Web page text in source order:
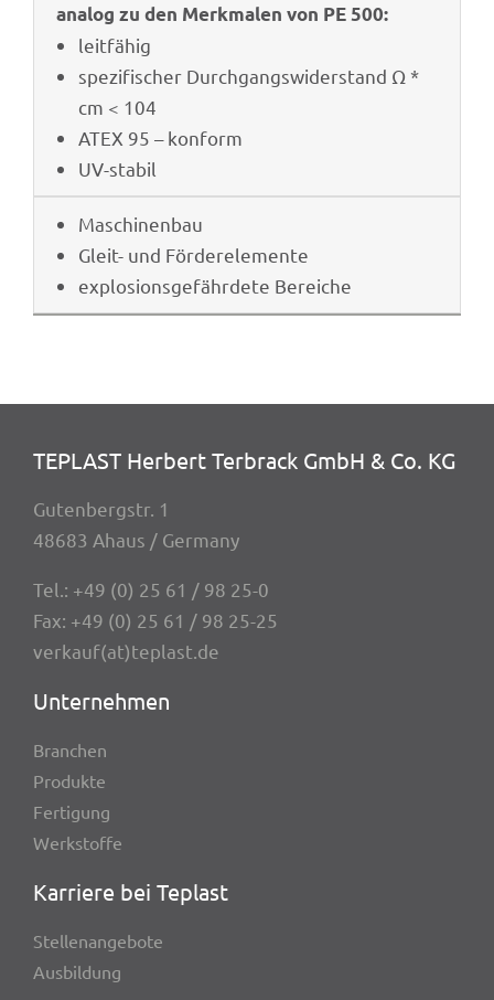
analog zu den Merk­ma­len von PE 500:
leit­fä­hig
spezi­fi­scher Durch­gangs­wi­der­stand Ω *
cm < 104
ATEX 95 – konform
UV-stabil
Maschi­nen­bau
Gleit- und Förderelemente
explo­si­ons­ge­fähr­dete Bereiche
TEPLAST Herbert Terbrack GmbH & Co. KG
Guten­berg­str. 1
48683 Ahaus / Germany
Tel.: +49 (0) 25 61 / 98 25-0
Fax: +49 (0) 25 61 / 98 25-25
verkauf(at)teplast.de
Unter­neh­men
Bran­chen
Produkte
Ferti­gung
Werk­stoffe
Karriere bei Teplast
Stel­len­an­ge­bote
Ausbil­dung